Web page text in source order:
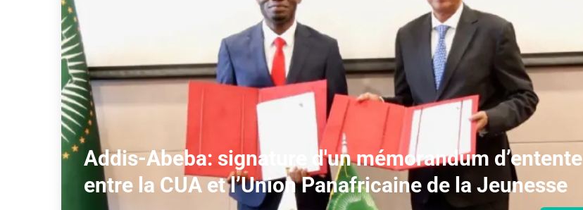
Addis-Abeba: signature d'un mémorandum d’entente
entre la CUA et l’Union Panafricaine de la Jeunesse